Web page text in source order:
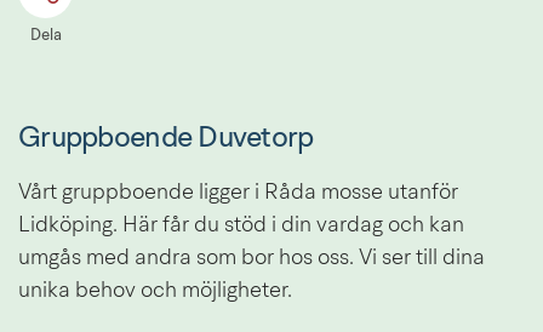
Dela
Gruppboende Duvetorp
Vårt gruppboende ligger i Råda mosse utanför
Lidköping. Här får du stöd i din vardag och kan
umgås med andra som bor hos oss. Vi ser till dina
unika behov och möjligheter.